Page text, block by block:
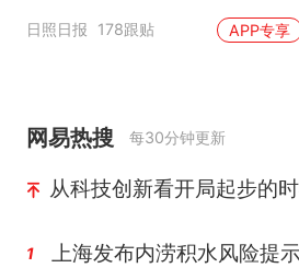
日照日报 178跟贴 APP专享
网易热搜 每30分钟更新
从科技创新看开局起步的
1 上海发布内涝积水风险提